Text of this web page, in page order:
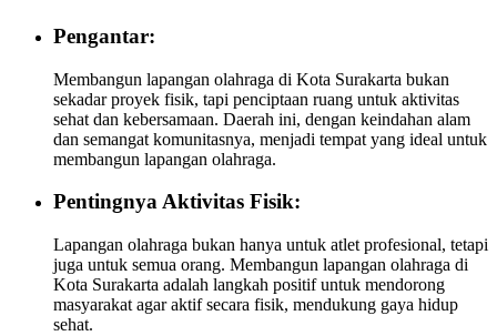
Pengantar:
Membangun lapangan olahraga di Kota Surakarta bukan
sekadar proyek fisik, tapi penciptaan ruang untuk aktivitas
sehat dan kebersamaan. Daerah ini, dengan keindahan alam
dan semangat komunitasnya, menjadi tempat yang ideal untuk
membangun lapangan olahraga.
Pentingnya Aktivitas Fisik:
Lapangan olahraga bukan hanya untuk atlet profesional, tetapi
juga untuk semua orang. Membangun lapangan olahraga di
Kota Surakarta adalah langkah positif untuk mendorong
masyarakat agar aktif secara fisik, mendukung gaya hidup
sehat.